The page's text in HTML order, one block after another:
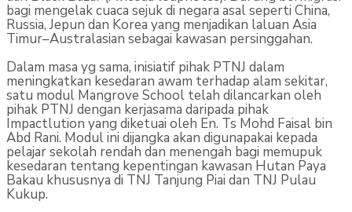
bagi mengelak cuaca sejuk di negara asal seperti China,
Russia, Jepun dan Korea yang menjadikan laluan Asia
Timur–Australasian sebagai kawasan persinggahan.
Dalam masa yg sama, inisiatif pihak PTNJ dalam
meningkatkan kesedaran awam terhadap alam sekitar,
satu modul Mangrove School telah dilancarkan oleh
pihak PTNJ dengan kerjasama daripada pihak
Impactlution yang diketuai oleh En. Ts Mohd Faisal bin
Abd Rani. Modul ini dijangka akan digunapakai kepada
pelajar sekolah rendah dan menengah bagi memupuk
kesedaran tentang kepentingan kawasan Hutan Paya
Bakau khususnya di TNJ Tanjung Piai dan TNJ Pulau
Kukup.